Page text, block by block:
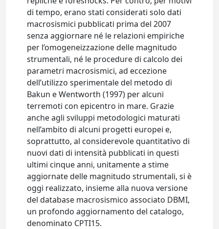
di tempo, erano stati considerati solo dati
macrosismici pubblicati prima del 2007
senza aggiornare né le relazioni empiriche
per l’omogeneizzazione delle magnitudo
strumentali, né le procedure di calcolo dei
parametri macrosismici, ad eccezione
dell’utilizzo sperimentale del metodo di
Bakun e Wentworth (1997) per alcuni
terremoti con epicentro in mare. Grazie
anche agli sviluppi metodologici maturati
nell’ambito di alcuni progetti europei e,
soprattutto, al considerevole quantitativo di
nuovi dati di intensità pubblicati in questi
ultimi cinque anni, unitamente a stime
aggiornate delle magnitudo strumentali, si è
oggi realizzato, insieme alla nuova versione
del database macrosismico associato DBMI,
un profondo aggiornamento del catalogo,
denominato CPTI15.